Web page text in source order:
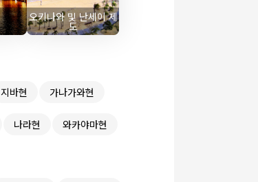
오키나와 및 난세이 제
도
지바현 가나가와현
나라현 와카야마현